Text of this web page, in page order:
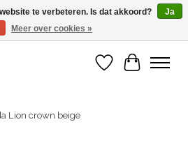
& online
Verlanglijst
Lion crown beige
te verbeteren. Is dat akkoord?
Ja
Meer over cookies »